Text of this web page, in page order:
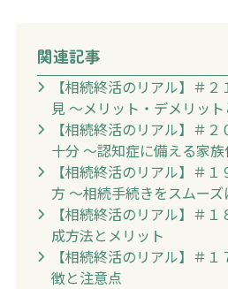
関連記事
【相続終活のリアル】＃
見 〜メリット・デメリッ
【相続終活のリアル】＃
十分 〜認知症に備える家
【相続終活のリアル】＃
方 〜相続手続きをスムー
【相続終活のリアル】＃
成方法とメリット
【相続終活のリアル】＃
徴と注意点